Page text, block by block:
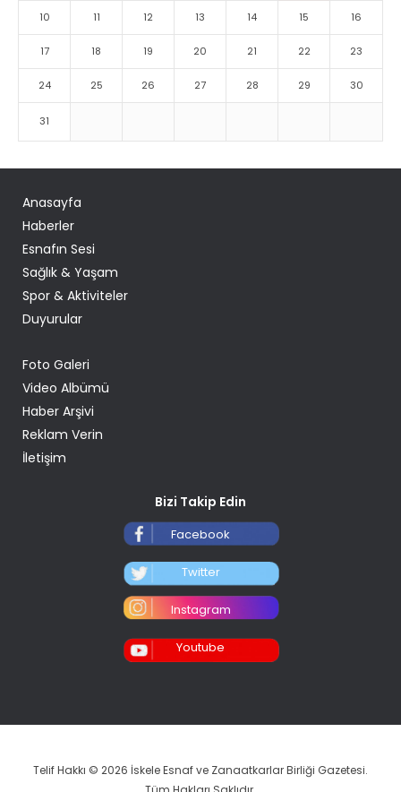
10 11 12 13 14 15 16
17 18 19 20 21 22 23
24 25 26 27 28 29 30
31
Anasayfa
Haberler
Esnafın Sesi
Sağlık & Yaşam
Spor & Aktiviteler
Duyurular
Foto Galeri
Video Albümü
Haber Arşivi
Reklam Verin
İletişim
Bizi Takip Edin
Facebook
Twitter
Instagram
Youtube
Telif Hakkı © 2026 İskele Esnaf ve Zanaatkarlar Birliği Gazetesi.